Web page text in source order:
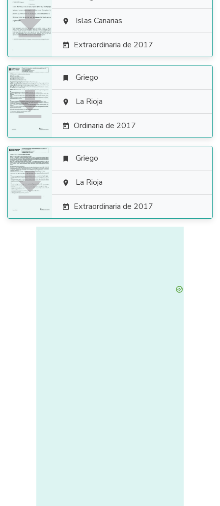
  Islas Canarias
 Extraordinaria de 2017

 Griego
 La Rioja
 Ordinaria de 2017

 Griego
 La Rioja
 Extraordinaria de 2017